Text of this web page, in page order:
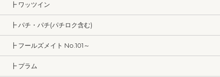
┣ ワッツイン
┣ パチ・パチ(パチロク含む)
┣ フールズメイト No.101～
┣ プラム